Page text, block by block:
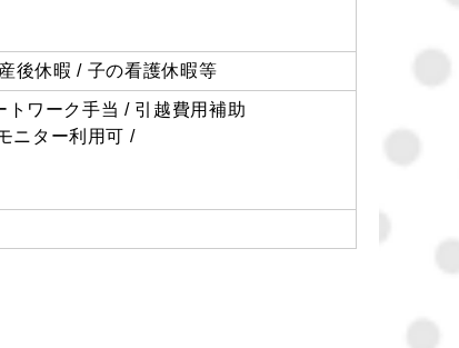
後休暇 / 子の看護休暇等
ワーク手当 / 引越費用補助
ニター利用可 /